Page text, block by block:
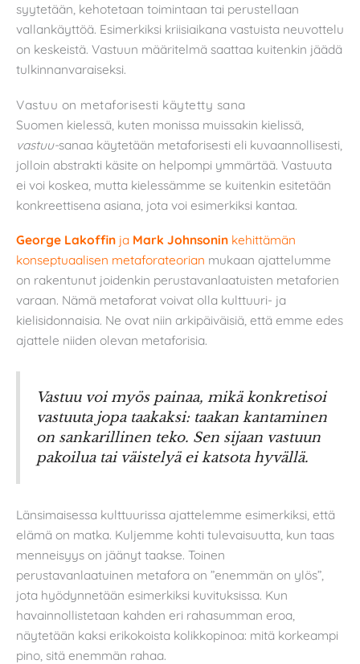
syytetään, kehotetaan toimintaan tai perustellaan
vallankäyttöä. Esimerkiksi kriisiaikana vastuista neuvottelu
on keskeistä. Vastuun määritelmä saattaa kuitenkin jäädä
tulkinnanvaraiseksi.
Vastuu on metaforisesti käytetty sana
Suomen kielessä, kuten monissa muissakin kielissä,
vastuu-sanaa käytetään metaforisesti eli kuvaannollisesti,
jolloin abstrakti käsite on helpompi ymmärtää. Vastuuta
ei voi koskea, mutta kielessämme se kuitenkin esitetään
konkreettisena asiana, jota voi esimerkiksi kantaa.
George Lakoffin ja Mark Johnsonin kehittämän
konseptuaalisen metaforateorian mukaan ajattelumme
on rakentunut joidenkin perustavanlaatuisten metaforien
varaan. Nämä metaforat voivat olla kulttuuri- ja
kielisidonnaisia. Ne ovat niin arkipäiväisiä, että emme edes
ajattele niiden olevan metaforisia.
Vastuu voi myös painaa, mikä konkretisoi
vastuuta jopa taakaksi: taakan kantaminen
on sankarillinen teko. Sen sijaan vastuun
pakoilua tai väistelyä ei katsota hyvällä.
Länsimaisessa kulttuurissa ajattelemme esimerkiksi, että
elämä on matka. Kuljemme kohti tulevaisuutta, kun taas
menneisyys on jäänyt taakse. Toinen
perustavanlaatuinen metafora on ”enemmän on ylös”,
jota hyödynnetään esimerkiksi kuvituksissa. Kun
havainnollistetaan kahden eri rahasumman eroa,
näytetään kaksi erikokoista kolikkopinoa: mitä korkeampi
pino, sitä enemmän rahaa.